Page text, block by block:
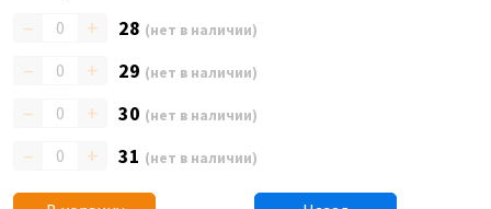
– + 28 (нет в наличии)
– + 29 (нет в наличии)
– + 30 (нет в наличии)
– + 31 (нет в наличии)